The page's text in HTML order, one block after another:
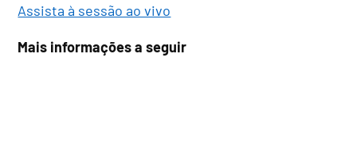
Assista à sessão ao vivo
Mais informações a seguir